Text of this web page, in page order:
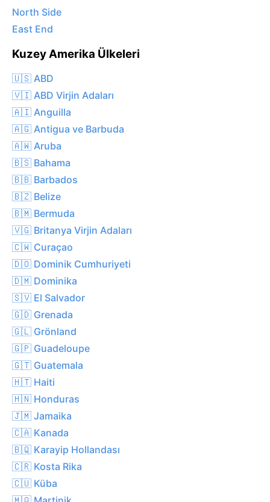
North Side
East End
Kuzey Amerika Ülkeleri
🇺🇸 ABD
🇻🇮 ABD Virjin Adaları
🇦🇮 Anguilla
🇦🇬 Antigua ve Barbuda
🇦🇼 Aruba
🇧🇸 Bahama
🇧🇧 Barbados
🇧🇿 Belize
🇧🇲 Bermuda
🇻🇬 Britanya Virjin Adaları
🇨🇼 Curaçao
🇩🇴 Dominik Cumhuriyeti
🇩🇲 Dominika
🇸🇻 El Salvador
🇬🇩 Grenada
🇬🇱 Grönland
🇬🇵 Guadeloupe
🇬🇹 Guatemala
🇭🇹 Haiti
🇭🇳 Honduras
🇯🇲 Jamaika
🇨🇦 Kanada
🇧🇶 Karayip Hollandası
🇨🇷 Kosta Rika
🇨🇺 Küba